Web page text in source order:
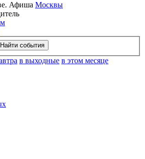
Афиша Москвы
в выходные в этом месяце